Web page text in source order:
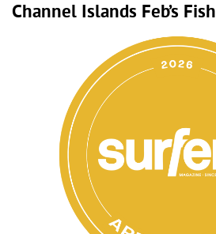
Channel Islands Feb’s Fish